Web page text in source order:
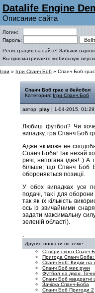
Datalife Engine
Описание сайта
Логин:
Пароль:
Регистрация на сайте! Забыли
Вы просматриваете мобильную
Ігри » Ігри Спанч Боб » Спанч Боб
Спанч Боб грає в бейсбол
Категория: Ігри Спанч Боб
автор: play | 1-04-2015,
Любиш футбол? Чи
випадку, гра Спанч Боб
Адже як може не
Спанч Боба! Так нехай
речі, непогана ідея!..) А
більше, що Спанч Боб
обороняється позиції.
У обох випадках усе
подачі, так і для
так як їх кількість
ось із звичайними
задати максимальну
зеленій області).
.
Другие новости по теме:
Створи свого Спанч
Пригода Спанч Боба:
Спанч Боб: Кидки на
Спанч Боб миє руки
Футбол на двох:
Спанч Боб квадратні
Зачіска Спанч-Боба
Спанч Боб Пригоди 2